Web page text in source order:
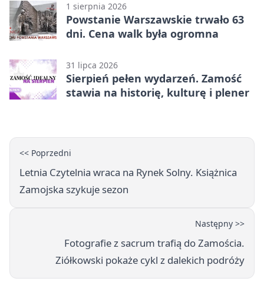
1 sierpnia 2026
Powstanie Warszawskie trwało 63
dni. Cena walk była ogromna
31 lipca 2026
Sierpień pełen wydarzeń. Zamość
stawia na historię, kulturę i plener
<< Poprzedni
Letnia Czytelnia wraca na Rynek Solny. Książnica
Zamojska szykuje sezon
Następny >>
Fotografie z sacrum trafią do Zamościa.
Ziółkowski pokaże cykl z dalekich podróży